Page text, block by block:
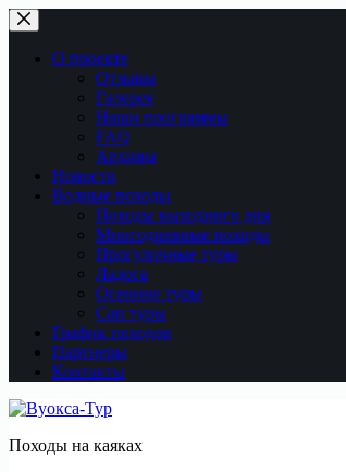
Перейти
к
сути
О проекте
Отзывы
Галерея
Наши программы
FAQ
Архивы
Новости
Водные походы
Походы выходного дня
Многодневные походы
Прогулочные туры
Ладога
Осенние туры
Сап туры
График походов
Партнеры
Контакты
Походы на каяках